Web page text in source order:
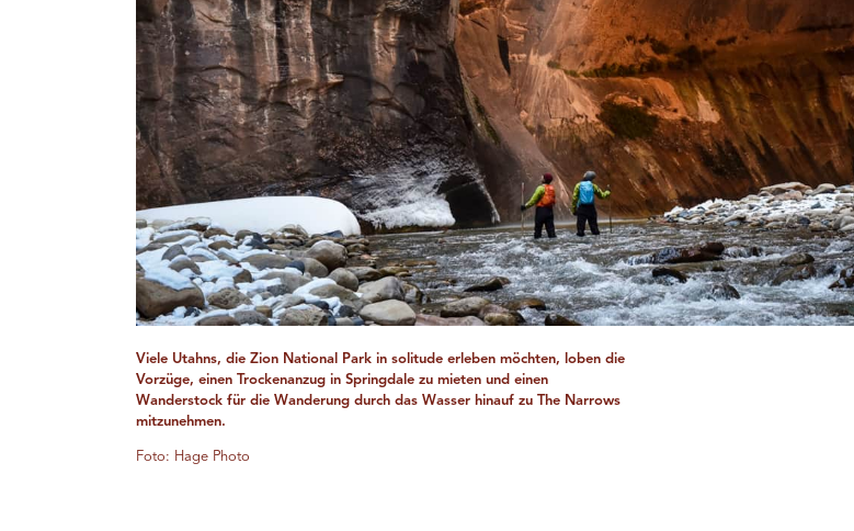
Viele Utahns, die Zion National Park in solitude erleben möchten, loben die
Vorzüge, einen Trockenanzug in Springdale zu mieten und einen
Wanderstock für die Wanderung durch das Wasser hinauf zu The Narrows
mitzunehmen.
Foto: Hage Photo